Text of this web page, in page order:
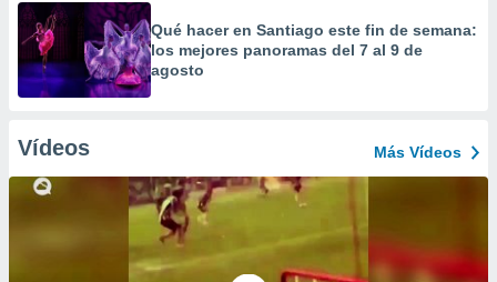
Qué hacer en Santiago este fin de semana:
los mejores panoramas del 7 al 9 de
agosto
Vídeos Más Vídeos